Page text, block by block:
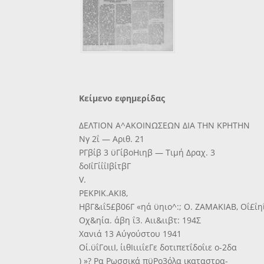
Κείμενο εφημερίδας
ΔΕΛΤΙΟΝ Α^ΑΚΟΙΝΩΣΕΩΝ ΔΙΑ ΤΗΝ ΚΡΗΤΗΝ
Νγ 2ΐ — Αριθ. 21
ΡΓβίβ 3 ϋΓίβοΗιηβ — Τιμή Δραχ. 3
δοΙΐΓίίΐΙβίτβΓ
V.
ΡΕΚΡΙΚ.ΑΚΙ8,
ΗβΓ&ιΐ5£β06Γ «ηά ϋηιο^:; Ο. ΖΑΜΑΚΙΑΒ,
Οχ&ηία. άβη ΐ3. Αιι&ιιβτ: 194Σ
Χανιά 13 Αύγούστου 1941
Οί.ϋΐΓοιιΙ, ίιθΙιιιΐεΓε δοτιπετΐδοΐιε ο-2δα
) »? Ρα Ρωσσικά πϋΡο3όλα ικαταστρα-